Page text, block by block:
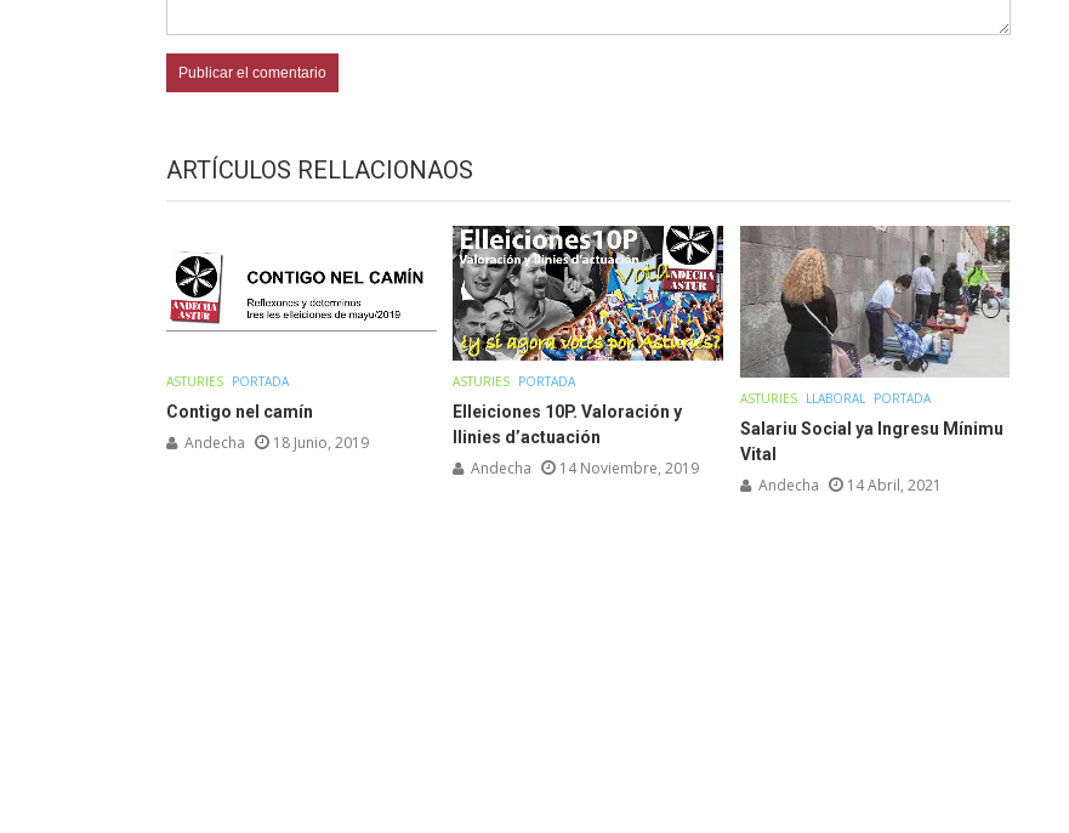
ARTÍCULOS RELLACIONAOS
ASTURIES PORTADA
Contigo nel camín
Andecha 18 Junio, 2019
ASTURIES PORTADA
Elleiciones 10P. Valoración y
llinies d’actuación
Andecha 14 Noviembre, 2019
ASTURIES LLABORAL PORTADA
Salariu Social ya Ingresu Mínimu
Vital
Andecha 14 Abril, 2021